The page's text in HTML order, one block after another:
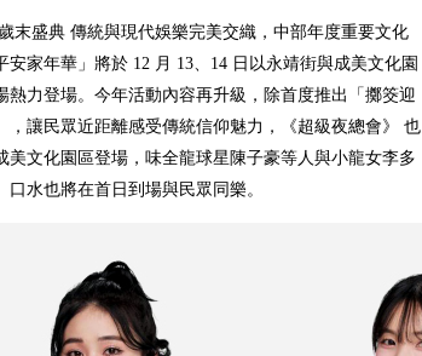
末盛典 傳統與現代娛樂完美交織，中部年度重要文化
安家年華」將於 12 月 13、14 日以永靖街與成美文化園
熱力登場。今年活動內容再升級，除首度推出「擲筊迎
，讓民眾近距離感受傳統信仰魅力，《超級夜總會》 也
美文化園區登場，味全龍球星陳子豪等人與小龍女李多
口水也將在首日到場與民眾同樂。